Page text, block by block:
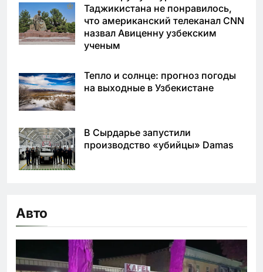
Таджикистана не понравилось,
что американский телеканал CNN
назвал Авиценну узбекским
ученым
Тепло и солнце: прогноз погоды
на выходные в Узбекистане
В Сырдарье запустили
производство «убийцы» Damas
Авто